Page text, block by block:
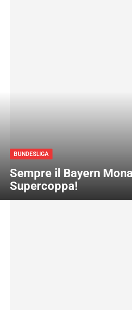
BUNDESLIGA
Sempre il Bayern
Supercoppa!